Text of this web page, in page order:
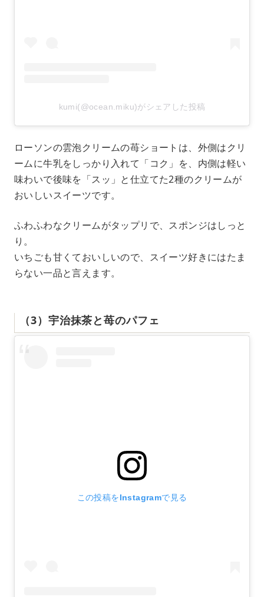
kumi(@ocean.miku)がシェアした投稿
ローソンの雲泡クリームの苺ショートは、外側はクリ
ームに牛乳をしっかり入れて「コク」を、内側は軽い
味わいで後味を「スッ」と仕立てた2種のクリームが
おいしいスイーツです。
ふわふわなクリームがタップリで、スポンジはしっと
り。
いちごも甘くておいしいので、スイーツ好きにはたま
らない一品と言えます。
（3）宇治抹茶と苺のパフェ
この投稿をInstagramで見る